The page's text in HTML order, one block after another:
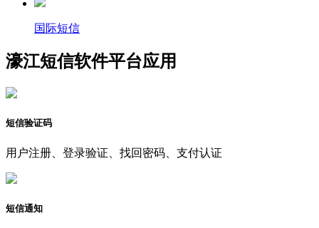
国际短信
濠江短信软件平台应用
短信验证码
用户注册、登录验证、找回密码、支付认证
短信通知